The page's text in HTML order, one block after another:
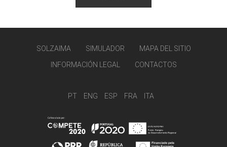
SOLZAIMA SIMULADOR
MAPA DEL SITIO
INFORMACIÓN LEGAL
CONTACTOS
PT ENG ESP FRA ITA